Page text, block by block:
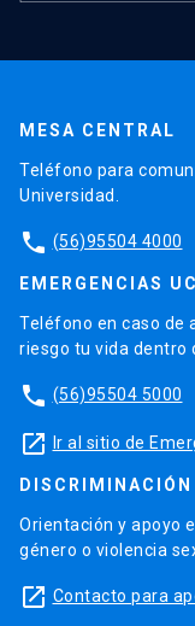
MESA CENTRAL
Teléfono para
Universidad.
phone (56)95504 4000
EMERGENCIAS UC
Teléfono en caso de
riesgo tu vida dentro
phone (56)95504 5000
launch Ir al sitio de
Orientación y apoyo
género o violencia
launch Contacto para